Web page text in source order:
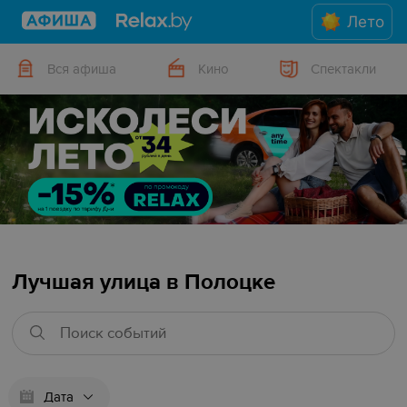
Лето
Вся афиша Кино Спектакли
Лучшая улица в Полоцке
Дата